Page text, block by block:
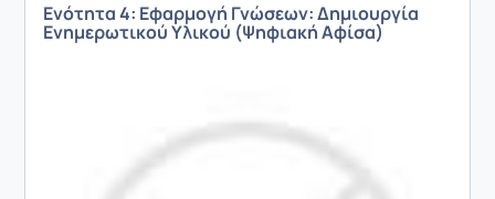
Ενότητα 4: Εφαρμογή Γνώσεων: Δημιουργία
Ενημερωτικού Υλικού (Ψηφιακή Αφίσα)